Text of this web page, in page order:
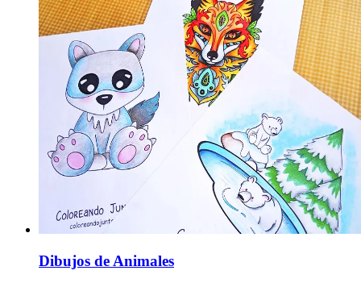
Dibujos de Animales